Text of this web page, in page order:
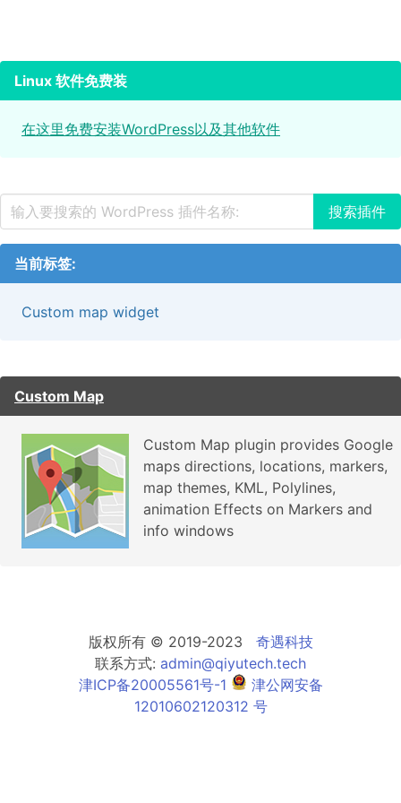
Linux 软件免费装
在这里免费安装WordPress以及其他软件
当前标签:
Custom map widget
Custom Map
Custom Map plugin provides Google
maps directions, locations, markers,
map themes, KML, Polylines,
animation Effects on Markers and
info windows
版权所有 © 2019-2023 奇遇科技
联系方式: admin@qiyutech.tech
津ICP备20005561号-1
津公网安备
12010602120312 号